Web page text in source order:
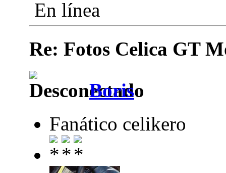
En línea
Re: Fotos Celica GT
Boris
Fanático celikero